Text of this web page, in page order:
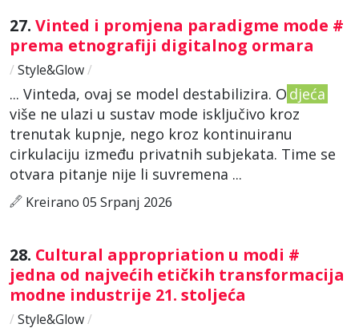
27. Vinted i promjena paradigme mode #
prema etnografiji digitalnog ormara
/ Style&Glow/
... Vinteda, ovaj se model destabilizira. O djeća
više ne ulazi u sustav mode isključivo kroz
trenutak kupnje, nego kroz kontinuiranu
cirkulaciju između privatnih subjekata. Time se
otvara pitanje nije li suvremena ...
Kreirano 05 Srpanj 2026
28. Cultural appropriation u modi #
jedna od najvećih etičkih transformacija
modne industrije 21. stoljeća
/ Style&Glow/